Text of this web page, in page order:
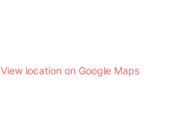
View location on Google Maps